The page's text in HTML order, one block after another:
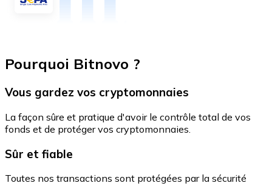
Pourquoi Bitnovo ?
Vous gardez vos cryptomonnaies
La façon sûre et pratique d'avoir le contrôle total de vos
fonds et de protéger vos cryptomonnaies.
Sûr et fiable
Toutes nos transactions sont protégées par la sécurité